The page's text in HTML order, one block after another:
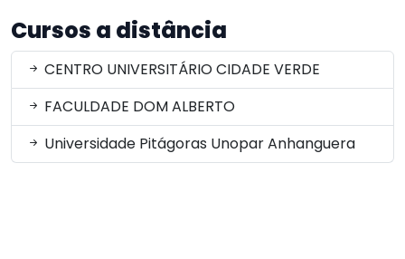
Cursos a distância
CENTRO UNIVERSITÁRIO CIDADE VERDE
FACULDADE DOM ALBERTO
Universidade Pitágoras Unopar Anhanguera